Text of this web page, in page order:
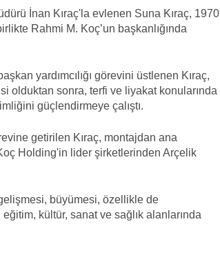
İnan Kıraç'la evlenen Suna Kıraç, 1970
Rahmi M. Koç’un başkanlığında
yardımcılığı görevini üstlenen Kıraç,
olduktan sonra, terfi ve liyakat konularında
güçlendirmeye çalıştı.
getirilen Kıraç, montajdan ana
Holding'in lider şirketlerinden Arçelik
büyümesi, özellikle de
eğitim, kültür, sanat ve sağlık alanlarında